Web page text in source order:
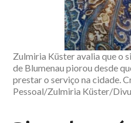
Zulmiria Küster avalia que o
de Blumenau piorou desde
prestar o serviço na cidade.
Pessoal/Zulmiria Küster/